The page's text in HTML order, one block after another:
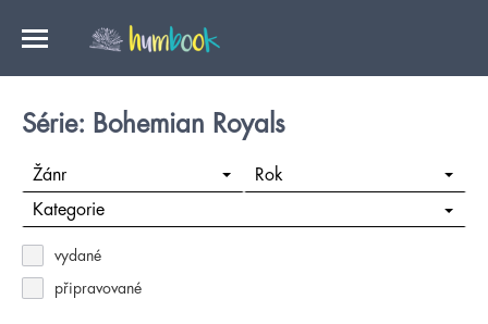
Série: Bohemian Royals
Žánr Rok
Kategorie
vydané
připravované